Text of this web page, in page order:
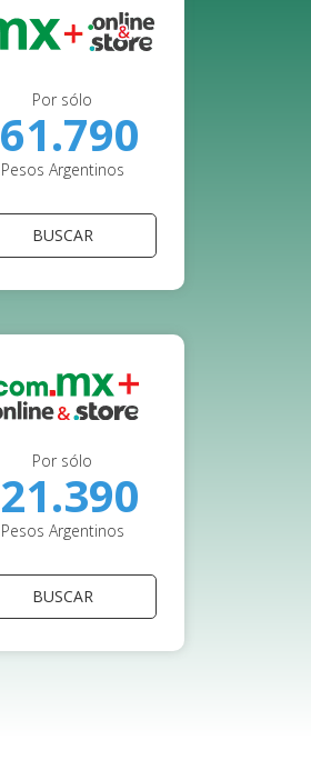
Por sólo
61.790
Pesos Argentinos
BUSCAR
Por sólo
21.390
Pesos Argentinos
BUSCAR